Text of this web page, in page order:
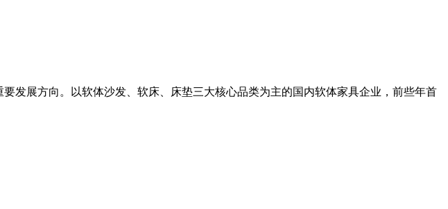
展方向。以软体沙发、软床、床垫三大核心品类为主的国内软体家具企业，前些年首